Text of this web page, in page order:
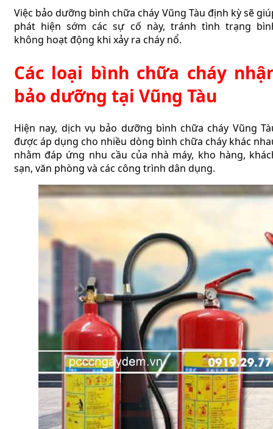
Việc bảo dưỡng bình chữa cháy Vũng Tàu định kỳ sẽ
phát hiện sớm các sự cố này, tránh tình trạng
không hoạt động khi xảy ra cháy nổ.
Các loại bình chữa cháy
bảo dưỡng tại Vũng Tàu
Hiện nay, dịch vụ bảo dưỡng bình chữa cháy Vũng
được áp dụng cho nhiều dòng bình chữa cháy khác
nhằm đáp ứng nhu cầu của nhà máy, kho hàng,
sạn, văn phòng và các công trình dân dụng.